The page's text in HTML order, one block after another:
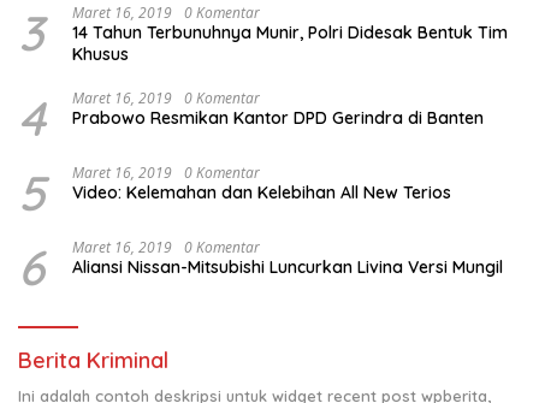
3 Maret 16, 2019 0 Komentar
14 Tahun Terbunuhnya Munir, Polri Didesak Bentuk Tim
Khusus
4 Maret 16, 2019 0 Komentar
Prabowo Resmikan Kantor DPD Gerindra di Banten
5 Maret 16, 2019 0 Komentar
Video: Kelemahan dan Kelebihan All New Terios
6 Maret 16, 2019 0 Komentar
Aliansi Nissan-Mitsubishi Luncurkan Livina Versi Mungil
Berita Kriminal
Ini adalah contoh deskripsi untuk widget recent post wpberita,